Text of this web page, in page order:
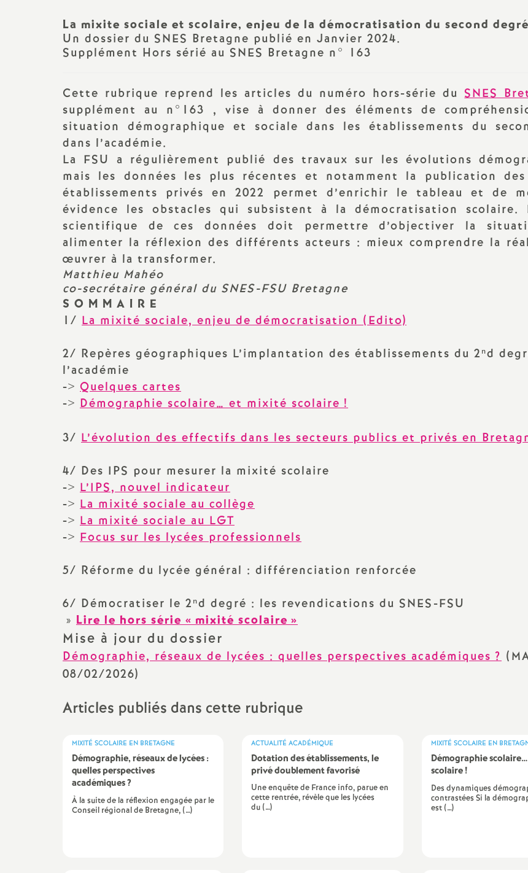
a
i
o
n
a
l
e
s
E
s
e
i
g
n
e
m
e
n
t
d
e
Collège
Actualité des départements
Contacter la section
académique (S3)
Retraite : la réforme de trop
Agir en CA
Lutte contre la
discrimination; Egalité
homme-femme
Vie syndicale, débats du snes,
Congrès académique
Au BO et les circulaires
Actions dans les
établissements
Elections professionnelles
Archives 2022 2023
Archives 2020 2021
Archives 2019 2020
Archives 2018 2019
Archives 2017 2018
Archives 2016 -2017
Archives 2015 2016
Archives 2014 2015
Archives 2013 2014
Archive 2010 2011
Archives 2004 2010
Changement de corps (par
liste d’aptitude...)
Carrière
TZR
Stagiaires
AED, AESH
Retraités
Les stages des années
précédentes
La mixite sociale et scolaire, enjeu de la démocratisation du second
Un dossier du SNES Bretagne publié en Janvier 2024.
Supplément Hors sérié au SNES Bretagne n° 163
Cette rubrique reprend les articles du numéro hors-série duSNES
supplément au n°163 , vise à donner des éléments de
situation démographique et sociale dans les établissements du
dans l’académie.
La FSU a régulièrement publié des travaux sur les évolutions
mais les données les plus récentes et notamment la publication
établissements privés en 2022 permet d’enrichir le tableau et de
évidence les obstacles qui subsistent à la démocratisation scolaire.
scientifique de ces données doit permettre d’objectiver la
alimenter la réflexion des différents acteurs : mieux comprendre la
œuvrer à la transformer.
Matthieu Mahéo
co-secrétaire général du SNES-FSU Bretagne
S O M M A I R E
1/ La mixité sociale, enjeu de démocratisation (Edito)
2/ Repères géographiques L’implantation des établissements du 2ⁿd
l’académie
-> Quelques cartes
-> Démographie scolaire… et mixité scolaire !
3/ L’évolution des effectifs dans les secteurs publics et privés en
4/ Des IPS pour mesurer la mixité scolaire
-> L’IPS, nouvel indicateur
-> La mixité sociale au collège
-> La mixité sociale au LGT
-> Focus sur les lycées professionnels
5/ Réforme du lycée général : différenciation renforcée
6/ Démocratiser le 2ⁿd degré : les revendications du SNES-FSU
» Lire le hors série «mixité scolaire»
Mise à jour du dossier
Démographie, réseaux de lycées : quelles perspectives académiques ?
08/02/2026)
Articles publiés dans cette rubrique
MIXITÉ SCOLAIRE EN BRETAGNE
Démographie, réseaux de lycées :
quelles perspectives
académiques?
À la suite de la réflexion engagée par le
Conseil régional de Bretagne, (…)
ACTUALITÉ ACADÉMIQUE
Dotation des établissements, le
privé doublement favorisé
Une enquête de France info, parue en
cette rentrée, révèle que les lycées
du (…)
MIXITÉ SCOLAIRE EN
Démographie
scolaire!
Des dynamiques
contrastées Si la
est (…)